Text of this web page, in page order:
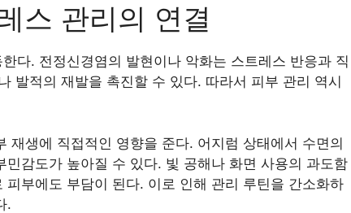
스 관리의 연결
다. 전정신경염의 발현이나 악화는 스트레스 반응과 직
발적의 재발을 촉진할 수 있다. 따라서 피부 관리 역시
재생에 직접적인 영향을 준다. 어지럼 상태에서 수면의
감도가 높아질 수 있다. 빛 공해나 화면 사용의 과도함
부에도 부담이 된다. 이로 인해 관리 루틴을 간소화하
.